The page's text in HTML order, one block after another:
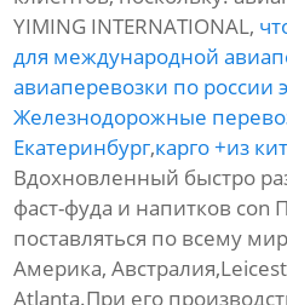
YIMING INTERNATIONAL,
для международной
авиаперевозки по россии
Железнодорожные
Екатеринбург,карго +из
Вдохновленный быстро
фаст-фуда и напитков con
поставляться по всему
Америка,
Atlanta.При его